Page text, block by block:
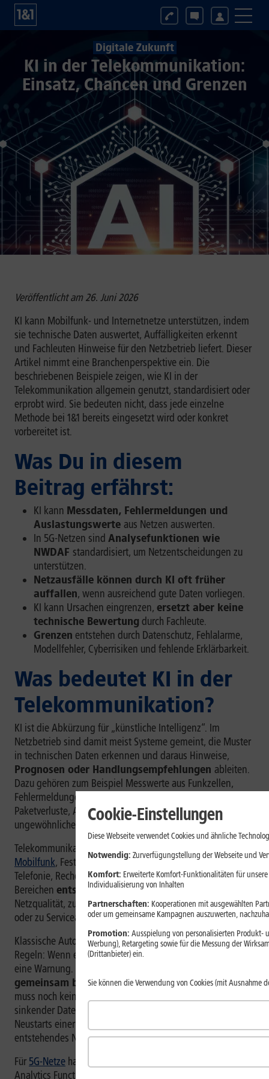
Digitale Zukunft
KI in der Telekommunikation:
Einsatz, Chancen und Grenzen
Veröffentlicht am 26. Juni 2026
KI kann Mobilfunk- und Internetnetze unterstützen, indem
sie technische Daten auswertet, Auffälligkeiten erkennt
und Fachleuten Hinweise für den Netzbetrieb liefert. Dieser
Artikel nimmt eine Branchenperspektive ein. Die
beschriebenen Beispiele zeigen, wie KI in der
Telekommunikation allgemein genutzt, standardisiert oder
erprobt wird. Sie bedeuten nicht, dass jede einzelne
Methode bei 1&1 bereits eingesetzt wird oder konkret
vorbereitet ist.
Was Du in diesem
Beitrag erfährst:
KI kann Messdaten, Fehlermeldungen und
Auslastungswerte aus Netzen auswerten.
In 5G-Netzen sind Analysefunktionen wie
NWDAF standardisiert, um Netzentscheidungen zu
unterstützen.
Netzausfälle können durch KI oft früher
auffallen, wenn ausreichend gute Daten vorliegen.
KI kann Ursachen eingrenzen, ersetzt aber keine
technische Bewertung durch Fachleute.
Grenzen entstehen durch Datenschutz, Fehlalarme,
Modellfehler, Cyberrisiken und fehlende Erklärbarkeit.
Was bedeutet KI in der
Telekommunikation?
KI ist die Abkürzung für „künstliche Intelligenz“. Im
Netzbetrieb sind damit meist Systeme gemeint, die Muster
in technischen Daten erkennen und daraus Hinweise,
Prognosen oder Handlungsempfehlungen ableiten.
Dazu gehören zum Beispiel Messwerte aus Funkzellen,
Fehlermeldungen aus Netzkomponenten, Latenzwerte,
Paketverluste, Auslastungsdaten oder Hinweise auf
ungewöhnliche Datenströme.
Telekommunikation umfasst viele Bereiche. Dazu gehören
Mobilfunk, Festnetz,Glasfaser, Internetanschlüsse,
Telefonie, Rechenzentren und digitale Dienste. In all diesen
Bereichen entstehen ständig Daten. Zum Beispiel zur
Netzqualität, zur Auslastung, zuVerbindungsabbrüchen
oder zu Serviceanfragen.
Klassische Automatisierung arbeitet häufig mit festen
Regeln: Wenn ein Grenzwert überschritten wird, entsteht
eine Warnung. KI kann darüber hinaus
gemeinsam bewerten. Ein einzelner erhöhter Fehlerwert
muss noch keine Störung bedeuten. Zusammen mit
sinkender Datenrate, steigender Latenz und wiederholten
Neustarts einer Komponente kann er aber auf ein
entstehendes Netzproblem hinweisen.
Für 5G-Netze hat 3GPP die sogenannte Network Data
Analytics Function, kurz
Cookie-Einstellungen
Diese Webseite verwendet Cookies und ähnliche
Notwendig: Zurverfügungstellung der Webseite und
Komfort: Erweiterte Komfort-Funktionalitäten für
Individualisierung von Inhalten
Partnerschaften: Kooperationen mit ausgewählten
oder um gemeinsame Kampagnen auszuwerten,
Promotion: Ausspielung von personalisierten Produkt-
Werbung), Retargeting sowie für die Messung der
(Drittanbieter) ein.
Sie können die Verwendung von Cookies (mit Ausnahme